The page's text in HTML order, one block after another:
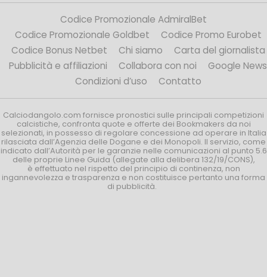
Codice Promozionale AdmiralBet
Codice Promozionale Goldbet
Codice Promo Eurobet
Codice Bonus Netbet
Chi siamo
Carta del giornalista
Pubblicità e affiliazioni
Collabora con noi
Google News
Condizioni d’uso
Contatto
Calciodangolo.com fornisce pronostici sulle principali competizioni
calcistiche, confronta quote e offerte dei Bookmakers da noi
selezionati, in possesso di regolare concessione ad operare in Italia
rilasciata dall’Agenzia delle Dogane e dei Monopoli. Il servizio, come
indicato dall’Autorità per le garanzie nelle comunicazioni al punto 5.6
delle proprie Linee Guida (allegate alla delibera 132/19/CONS),
è effettuato nel rispetto del principio di continenza, non
ingannevolezza e trasparenza e non costituisce pertanto una forma
di pubblicità.